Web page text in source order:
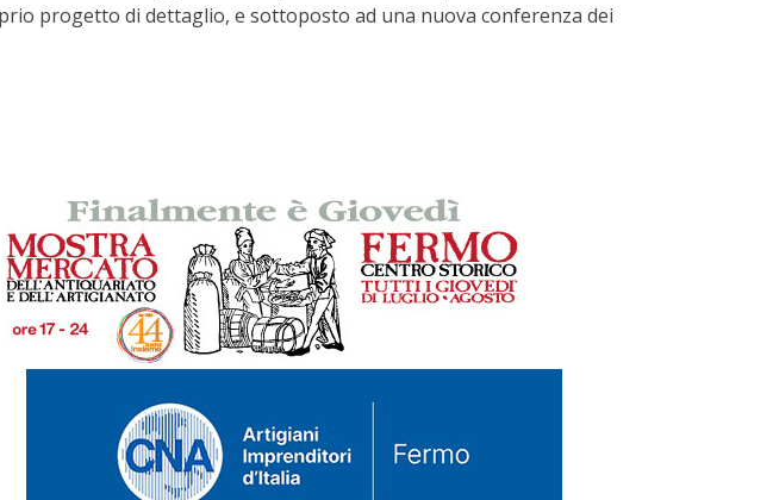
progetto di dettaglio, e sottoposto ad una nuova conferenza dei